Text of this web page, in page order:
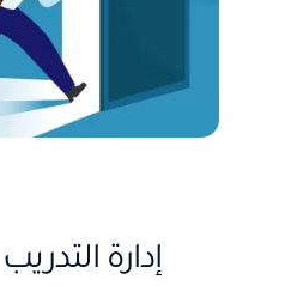
إدارة التدريب